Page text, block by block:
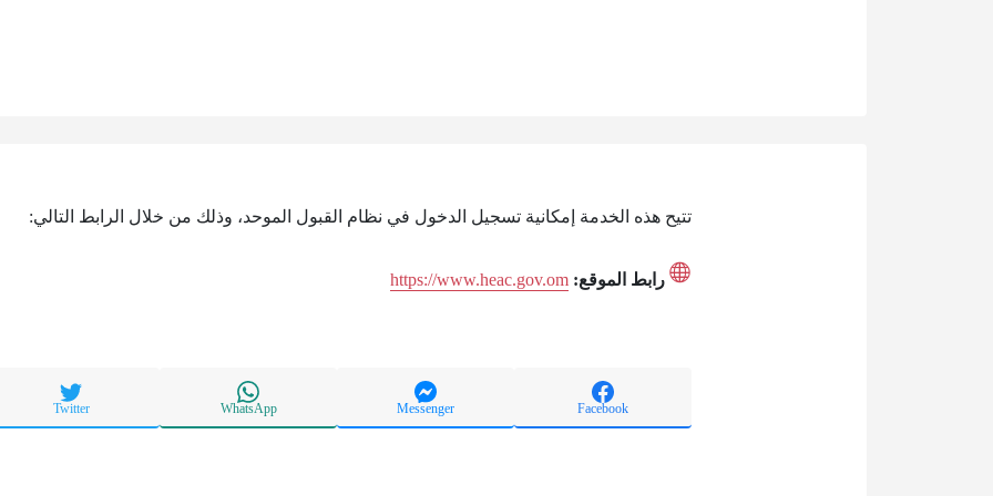
تتيح هذه الخدمة إمكانية تسجيل الدخول في نظام القبول الموحد، وذلك من خلال الرابط التالي:
رابط الموقع: https://www.heac.gov.om
Facebook
Messenger
WhatsApp
Twitter